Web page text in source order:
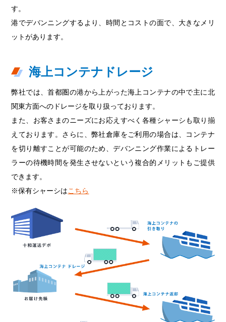
す。
港でデバンニングするより、時間とコストの面で、大きなメリ
ットがあります。
海上コンテナドレージ
弊社では、首都圏の港から上がった海上コンテナの中で主に北
関東方面へのドレージを取り扱っております。
また、お客さまのニーズにお応えすべく各種シャーシも取り揃
えております。さらに、弊社倉庫をご利用の場合は、コンテナ
を切り離すことが可能のため、デバンニング作業によるトレー
ラーの待機時間を発生させないという複合的メリットもご提供
できます。
※保有シャーシはこちら